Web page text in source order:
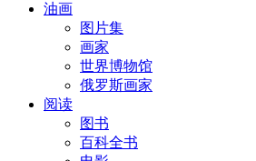
油画
图片集
画家
世界博物馆
俄罗斯画家
阅读
图书
百科全书